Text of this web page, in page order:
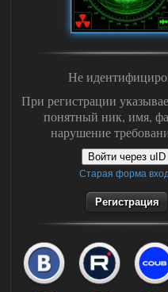
Не
При регистрации
понятный ник, имя,
нарушение
Войти через uID
Старая форма
Регистрация